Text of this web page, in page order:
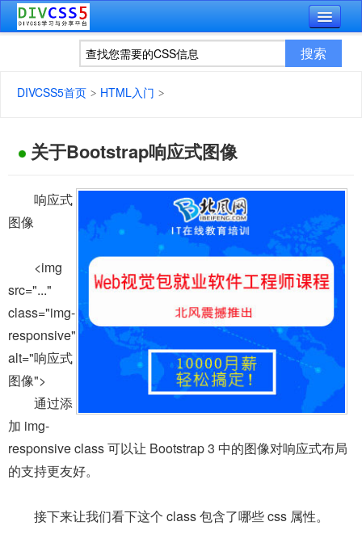
DIVCSS5首页 HTML入门
关于Bootstrap响应式图像
响应式
图像
<img
src="..."
class="img-
responsive"
alt="响应式
图像">
通过添
加 img-
responsive class 可以让 Bootstrap 3 中的图像对响应式布局
的支持更友好。
接下来让我们看下这个 class 包含了哪些 css 属性。